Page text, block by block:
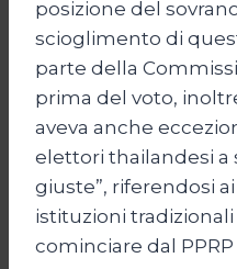
posizione del
scioglimento di
parte della
prima del voto,
aveva anche
elettori thailandesi a
giuste”, riferendosi
istituzioni tradizionali
cominciare dal